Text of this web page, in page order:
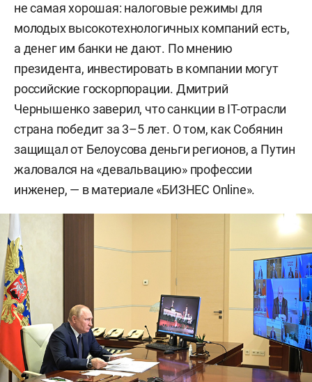
не самая хорошая: налоговые режимы для
молодых высокотехнологичных компаний есть,
а денег им банки не дают. По мнению
президента, инвестировать в компании могут
российские госкорпорации. Дмитрий
Чернышенко заверил, что санкции в IT-отрасли
страна победит за 3–5 лет. О том, как Собянин
защищал от Белоусова деньги регионов, а Путин
жаловался на «девальвацию» профессии
инженер, — в материале «БИЗНЕС Online».